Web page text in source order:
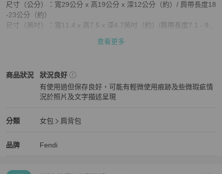
尺寸（公分）：寬29公分 x 高19公分 x 深12公分（約）/ 肩帶長度18
-23公分（約）
尺寸（英吋）：寬11.4 x 高7.5 x 深4.7英吋（約）/肩帶長度7.1 - 9.1
序號：2321-26325-099
產地：義大利
狀態 :
內部：輕微摩擦
邊角：輕微磨損
查看更多
商品狀況
Fendi女包 商品狀態與細節
狀況良好
有使用過但保存良好，可能有輕微使用痕跡及些微瑕疵情
況於照片及文字描述呈現
分類
Fendi 分類資訊
女包
肩背包
品牌
Fendi 女包品牌介紹
Fendi
Fendi 推薦清單